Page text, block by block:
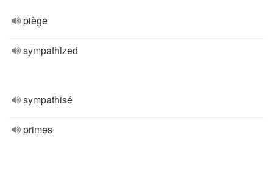
piège
sympathized
sympathisé
primes